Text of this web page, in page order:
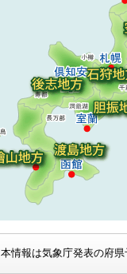
本情報は気象庁発表の府県